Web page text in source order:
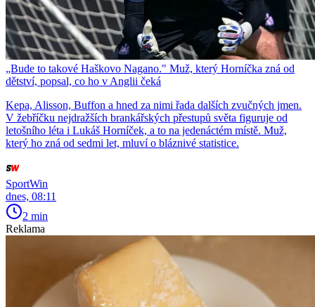
„Bude to takové Haškovo Nagano." Muž, který Horníčka zná od
dětství, popsal, co ho v Anglii čeká
Kepa, Alisson, Buffon a hned za nimi řada dalších zvučných jmen.
V žebříčku nejdražších brankářských přestupů světa figuruje od
letošního léta i Lukáš Horníček, a to na jedenáctém místě. Muž,
který ho zná od sedmi let, mluví o bláznivé statistice.
SportWin
dnes, 08:11
2 min
Reklama